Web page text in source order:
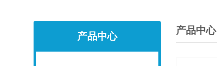
产品中心
产品中心